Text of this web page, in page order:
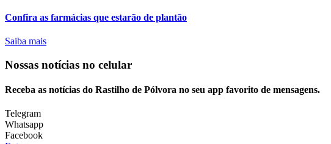
Confira as farmácias que estarão de plantão
Saiba mais
Nossas notícias no celular
Receba as notícias do Rastilho de Pólvora no seu app favorito de mensagens.
Telegram
Whatsapp
Facebook